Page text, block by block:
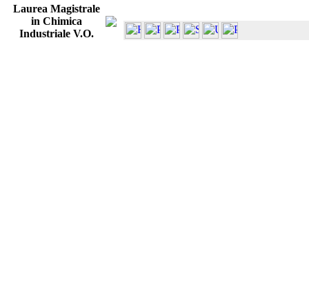
Laurea Magistrale
in Chimica
Industriale V.O.